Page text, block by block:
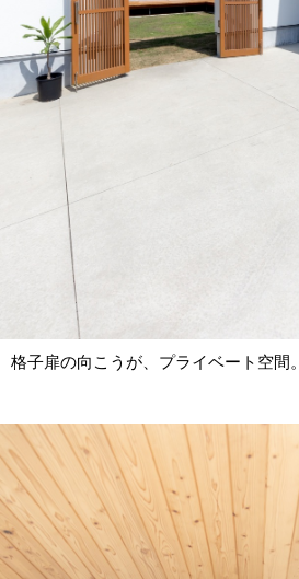
格子扉の向こうが、プライベート空間。